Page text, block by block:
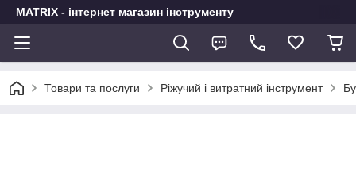
MATRIX - інтернет магазин інструменту
Товари та послуги Ріжучий і витратний інструмент